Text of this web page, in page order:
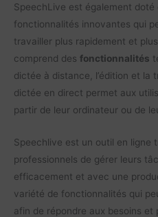
SpeechLive est également doté
fonctionnalités innovantes qui
travailler plus rapidement et
comprend des fonctionnalités
dictée à distance, l’édition et la
dictée en direct permet aux
partir de leur ordinateur ou de
Speechlive est un outil en ligne
professionnels de gérer leurs
efficacement et avec une
variété de fonctionnalités qui
afin de répondre aux besoins et